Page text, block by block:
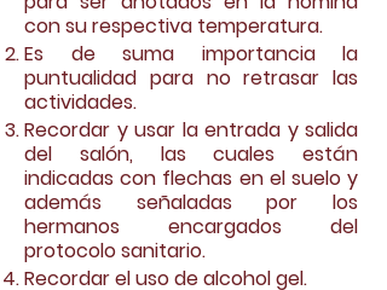
con su respectiva temperatura.
Es de suma importancia la
puntualidad para no retrasar las
actividades.
Recordar y usar la entrada y salida
del salón, las cuales están
indicadas con flechas en el suelo y
además señaladas por los
hermanos encargados del
protocolo sanitario.
Recordar el uso de alcohol gel.